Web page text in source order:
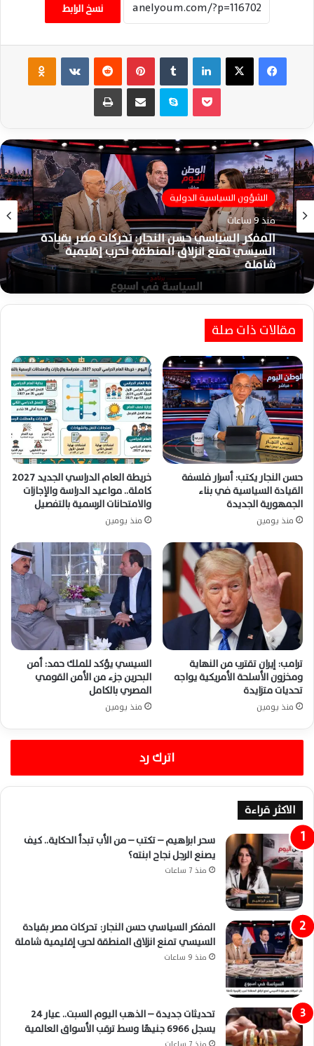
نسخ الرابط
فيسبوك ‫X لينكدإن بينتيريست ‏VKontakte
سكايب مشاركة عبر البريد طباعة
الشؤون السياسية الدولية
منذ 9 ساعات
المفكر السياسي حسن النجار: تحركات مصر بقيادة
السيسي تمنع انزلاق المنطقة لحرب إقليمية
شاملة
مقالات ذات صلة
حسن النجار يكتب: أسرار فلسفة
القيادة السياسية في بناء
الجمهورية الجديدة
منذ يومين
خريطة العام الدراسي الجديد 2027
كاملة.. مواعيد الدراسة والإجازات
والامتحانات الرسمية بالتفصيل
منذ يومين
ترامب: إيران تقترب من النهاية
ومخزون الأسلحة الأمريكية يواجه
تحديات متزايدة
منذ يومين
السيسي يؤكد للملك حمد: أمن
البحرين جزء من الأمن القومي
المصري بالكامل
منذ يومين
اترك رد
الاكثر قراءة
سحر ابراهيم – تكتب – من الأب تبدأ الحكاية.. كيف
يصنع الرجل نجاح ابنته؟
منذ 7 ساعات
المفكر السياسي حسن النجار: تحركات مصر بقيادة
السيسي تمنع انزلاق المنطقة لحرب إقليمية شاملة
منذ 9 ساعات
تحديثات جديدة – الذهب اليوم السبت.. عيار 24
يسجل 6966 جنيهًا وسط ترقب الأسواق العالمية